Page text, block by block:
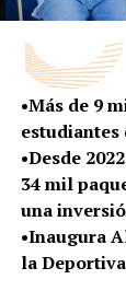
Además,
presidan
El pleno
Consultivo
Urbanismo
que sus
CÁMARA
•Más de 9
estudiantes
•Desde
34 mil
una
•Inaugura
la